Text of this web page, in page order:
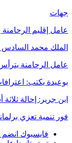
جهات
عامل إقليم
الملك محمد السادس
عامل الرحامنة
بوعيدة يكتب:
ابن جرير: إحالة
فور تنمية تعزي
فايسبوك